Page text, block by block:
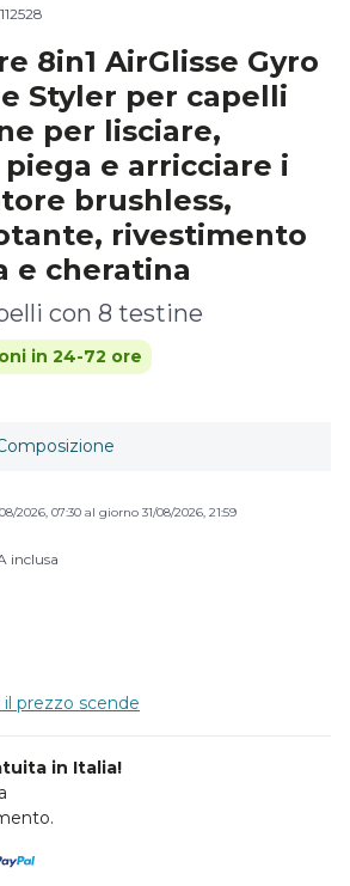
8in1 AirGlisse Gyro
Styler per capelli
per lisciare,
e arricciare i
brushless,
rivestimento
e cheratina
con 8 testine
in 24-72 ore
2026, 07:30 al giorno 31/08/2026, 21:59
inclusa
prezzo scende
in Italia!